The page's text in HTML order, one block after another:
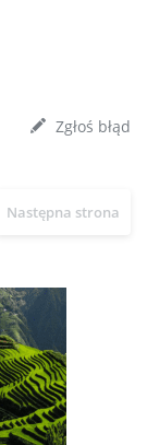
Zgłoś błąd
Następna strona